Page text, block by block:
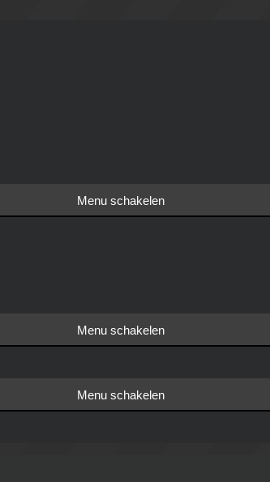
Menu schakelen
Menu schakelen
Menu schakelen